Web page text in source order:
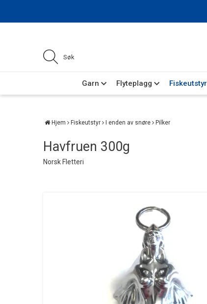
Garn Flyteplagg Fiskeutstyr
Hjem Fiskeutstyr I enden av snøre Pilker
Havfruen 300g
Norsk Fletteri